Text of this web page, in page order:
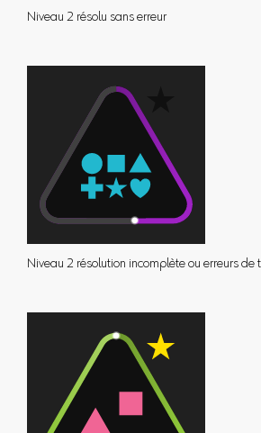
Niveau 2 résolu sans erreur
Niveau 2 résolution incomplète ou erreurs de